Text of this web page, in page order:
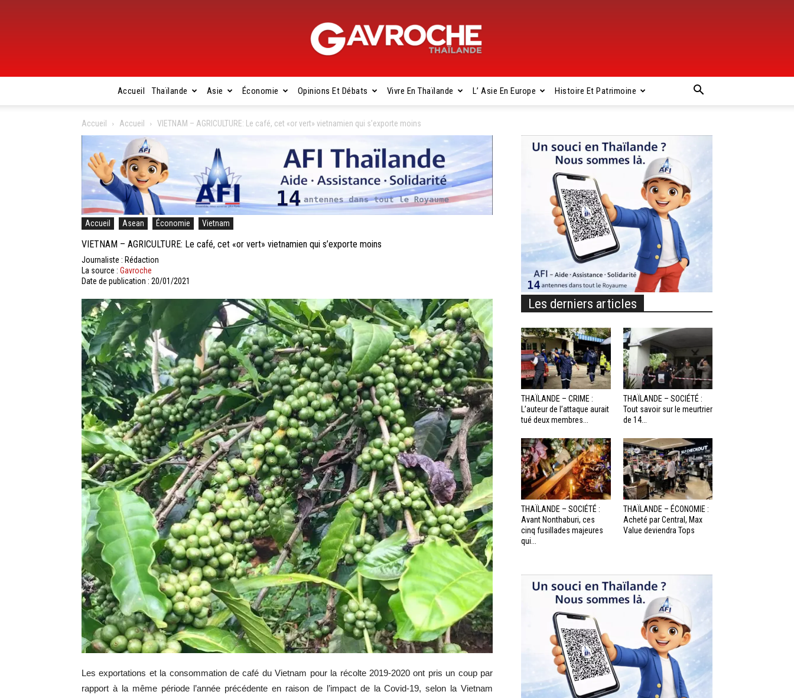
Gavroche
Thaïlande
Accueil Thaïlande Asie Économie Opinions Et Débats Vivre En Thaïlande L’ Asie En Europe Histoire Et Patrimoine
Accueil Accueil VIETNAM – AGRICULTURE: Le café, cet «or vert» vietnamien qui s’exporte moins
Accueil Asean Économie Vietnam
VIETNAM – AGRICULTURE: Le café, cet «or vert» vietnamien qui s’exporte moins
Journaliste : Rédaction
La source : Gavroche
Date de publication : 20/01/2021
Les exportations et la consommation de café du Vietnam pour la récolte 2019-2020 ont pris un coup par
rapport à la même période l’année précédente en raison de l’impact de la Covid-19, selon la Vietnam
Les derniers articles
THAÏLANDE – CRIME :
L’auteur de l’attaque aurait
tué deux membres...
THAÏLANDE – SOCIÉTÉ :
Tout savoir sur le meurtrier
de 14...
THAÏLANDE – SOCIÉTÉ :
Avant Nonthaburi, ces
cinq fusillades majeures
qui...
THAÏLANDE – ÉCONOMIE :
Acheté par Central, Max
Value deviendra Tops